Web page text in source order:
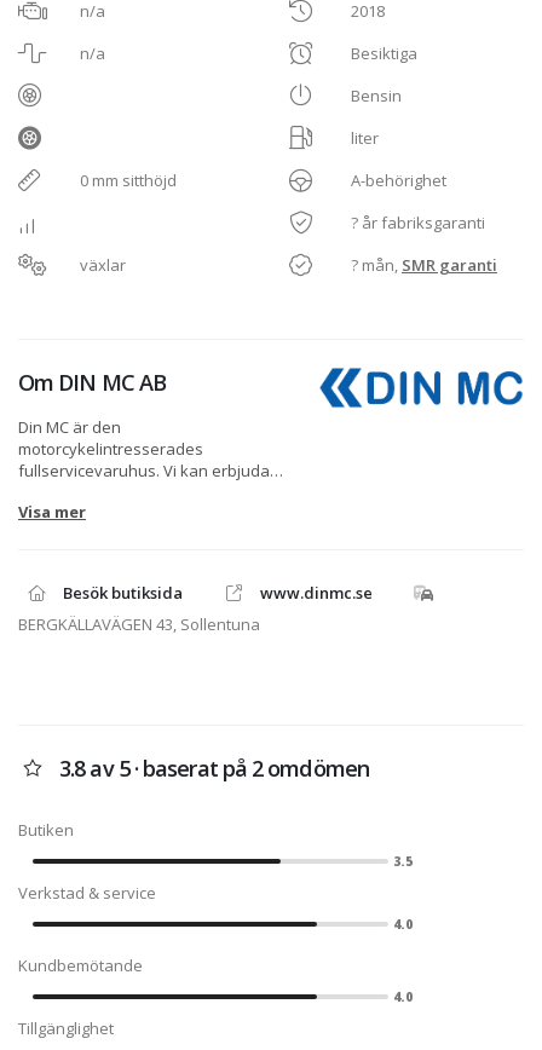
n/a
n/a
0 mm sitthöjd
växlar
2018
Besiktiga
Bensin
liter
A-behörighet
? år fabriksgaranti
? mån, SMR garanti
Om DIN MC AB
Din MC är den
motorcykelintresserades
fullservicevaruhus. Vi kan erbjuda
utrustning, reservdelar, tillbehör eller
erbjuder arbeten i Dynojet
bromsbänk. Vi är mycket duktiga på
KTM, Suzuki, Kawasaki! Vi har även ett
Visa mer
Besök butiksida
www.dinmc.se
BERGKÄLLAVÄGEN 43, Sollentuna
3.8 av 5 · baserat på 2 omdömen
Butiken
3.5
Verkstad & service
4.0
Kundbemötande
4.0
Tillgänglighet